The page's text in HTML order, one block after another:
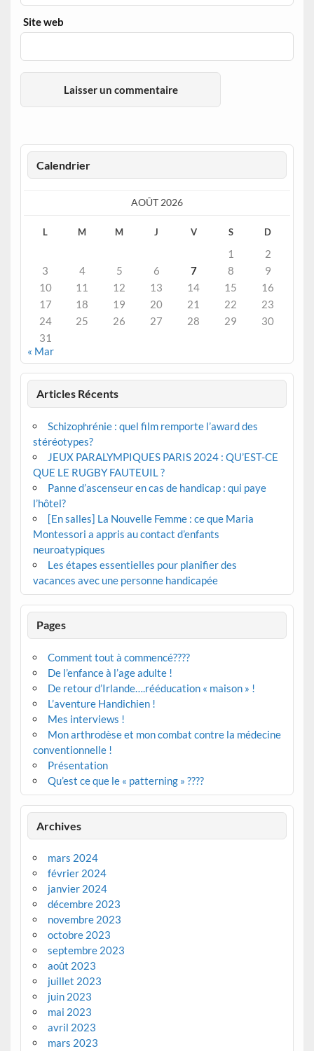
Site web
Calendrier
AOÛT 2026
L M M J V S D
1
2
3
4 5 6 7 8
9
10
11 12 13 14 15
16
17
18 19 20 21 22
23
24
25 26 27 28 29
30
31
« Mar
Articles Récents
Schizophrénie : quel film remporte l’award des
stéréotypes?
JEUX PARALYMPIQUES PARIS 2024 : QU’EST-CE
QUE LE RUGBY FAUTEUIL ?
Panne d’ascenseur en cas de handicap : qui paye
l’hôtel?
[En salles] La Nouvelle Femme : ce que Maria
Montessori a appris au contact d’enfants
neuroatypiques
Les étapes essentielles pour planifier des
vacances avec une personne handicapée
Pages
Comment tout à commencé????
De l’enfance à l’age adulte !
De retour d’Irlande….rééducation « maison » !
L’aventure Handichien !
Mes interviews !
Mon arthrodèse et mon combat contre la médecine
conventionnelle !
Présentation
Qu’est ce que le « patterning » ????
Archives
mars 2024
février 2024
janvier 2024
décembre 2023
novembre 2023
octobre 2023
septembre 2023
août 2023
juillet 2023
juin 2023
mai 2023
avril 2023
mars 2023